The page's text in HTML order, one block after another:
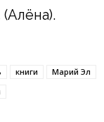
книги
Марий Эл